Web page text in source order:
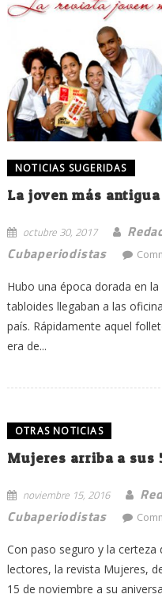
NOTICIAS SUGERIDAS
La joven más
octubre 30, 2017
Cubaperiodistas
Hubo una época dorada en
tabloides llegaban a las
país. Rápidamente aquel
era de...
OTRAS NOTICIAS
Mujeres arriba a sus
noviembre 15, 2016
Cubaperiodistas
Con paso seguro y la
lectores, la revista Mujeres,
15 de noviembre a su